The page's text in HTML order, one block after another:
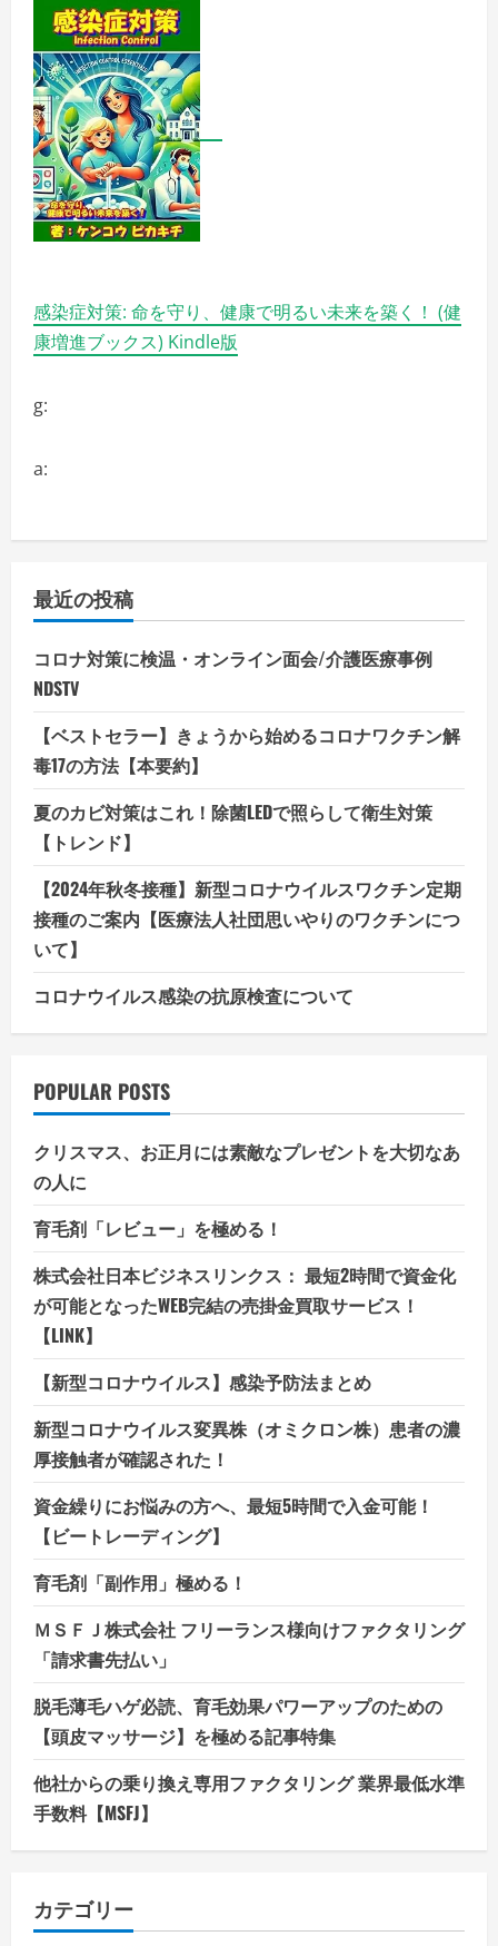
感染症対策: 命を守り、健康で明るい未来を築く！ (健
康増進ブックス) Kindle版
g:
a:
最近の投稿
コロナ対策に検温・オンライン面会/介護医療事例
NDSTV
【ベストセラー】きょうから始めるコロナワクチン解
毒17の方法【本要約】
夏のカビ対策はこれ！除菌LEDで照らして衛生対策
【トレンド】
【2024年秋冬接種】新型コロナウイルスワクチン定期
接種のご案内【医療法人社団思いやりのワクチンにつ
いて】
コロナウイルス感染の抗原検査について
POPULAR POSTS
クリスマス、お正月には素敵なプレゼントを大切なあ
の人に
育毛剤「レビュー」を極める！
株式会社日本ビジネスリンクス： 最短2時間で資金化
が可能となったWEB完結の売掛金買取サービス！
【LINK】
【新型コロナウイルス】感染予防法まとめ
新型コロナウイルス変異株（オミクロン株）患者の濃
厚接触者が確認された！
資金繰りにお悩みの方へ、最短5時間で入金可能！
【ビートレーディング】
育毛剤「副作用」極める！
ＭＳＦＪ株式会社 フリーランス様向けファクタリング
「請求書先払い」
脱毛薄毛ハゲ必読、育毛効果パワーアップのための
【頭皮マッサージ】を極める記事特集
他社からの乗り換え専用ファクタリング 業界最低水準
手数料【MSFJ】
カテゴリー